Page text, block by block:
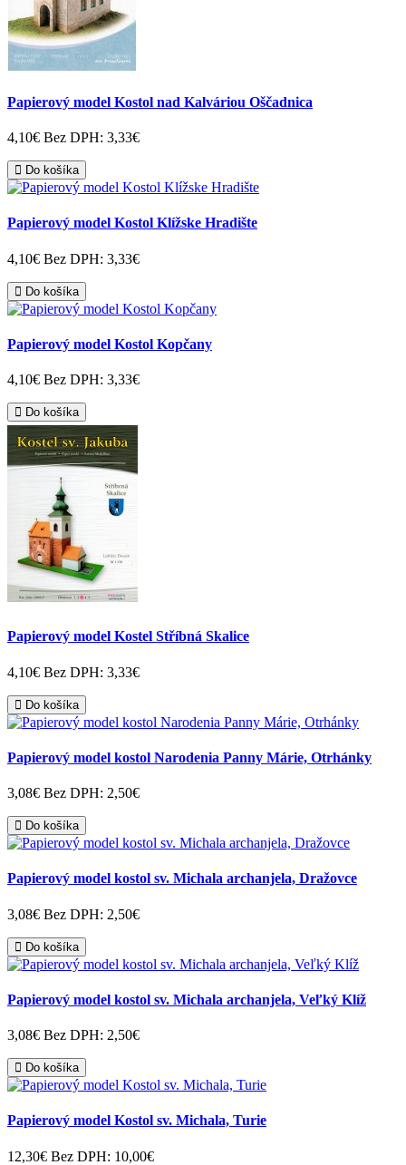
Papierový model Kostol nad Kalváriou Oščadnica
4,10€ Bez DPH: 3,33€
Do košíka
Papierový model Kostol Klížske Hradište
4,10€ Bez DPH: 3,33€
Do košíka
Papierový model Kostol Kopčany
4,10€ Bez DPH: 3,33€
Do košíka
Papierový model Kostel Stříbná Skalice
4,10€ Bez DPH: 3,33€
Do košíka
Papierový model kostol Narodenia Panny Márie, Otrhánky
3,08€ Bez DPH: 2,50€
Do košíka
Papierový model kostol sv. Michala archanjela, Dražovce
3,08€ Bez DPH: 2,50€
Do košíka
Papierový model kostol sv. Michala archanjela, Veľký Klíž
3,08€ Bez DPH: 2,50€
Do košíka
Papierový model Kostol sv. Michala, Turie
12,30€ Bez DPH: 10,00€